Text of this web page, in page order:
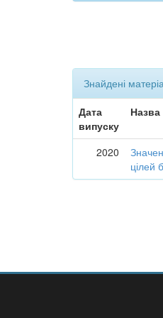
Знайдені
Дата
випуску
Назва
2020
цілей